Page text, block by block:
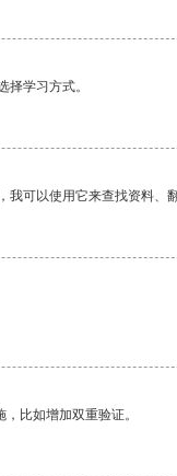
学习方式。
可以使用它来查找资料、
比如增加双重验证。